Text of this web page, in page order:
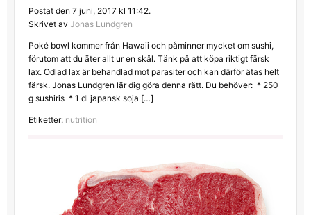
Postat den 7 juni, 2017 kl 11:42.
Skrivet av Jonas Lundgren
Poké bowl kommer från Hawaii och påminner mycket om sushi,
förutom att du äter allt ur en skål. Tänk på att köpa riktigt färsk
lax. Odlad lax är behandlad mot parasiter och kan därför ätas helt
färsk. Jonas Lundgren lär dig göra denna rätt. Du behöver: * 250
g sushiris * 1 dl japansk soja […]
Etiketter: nutrition